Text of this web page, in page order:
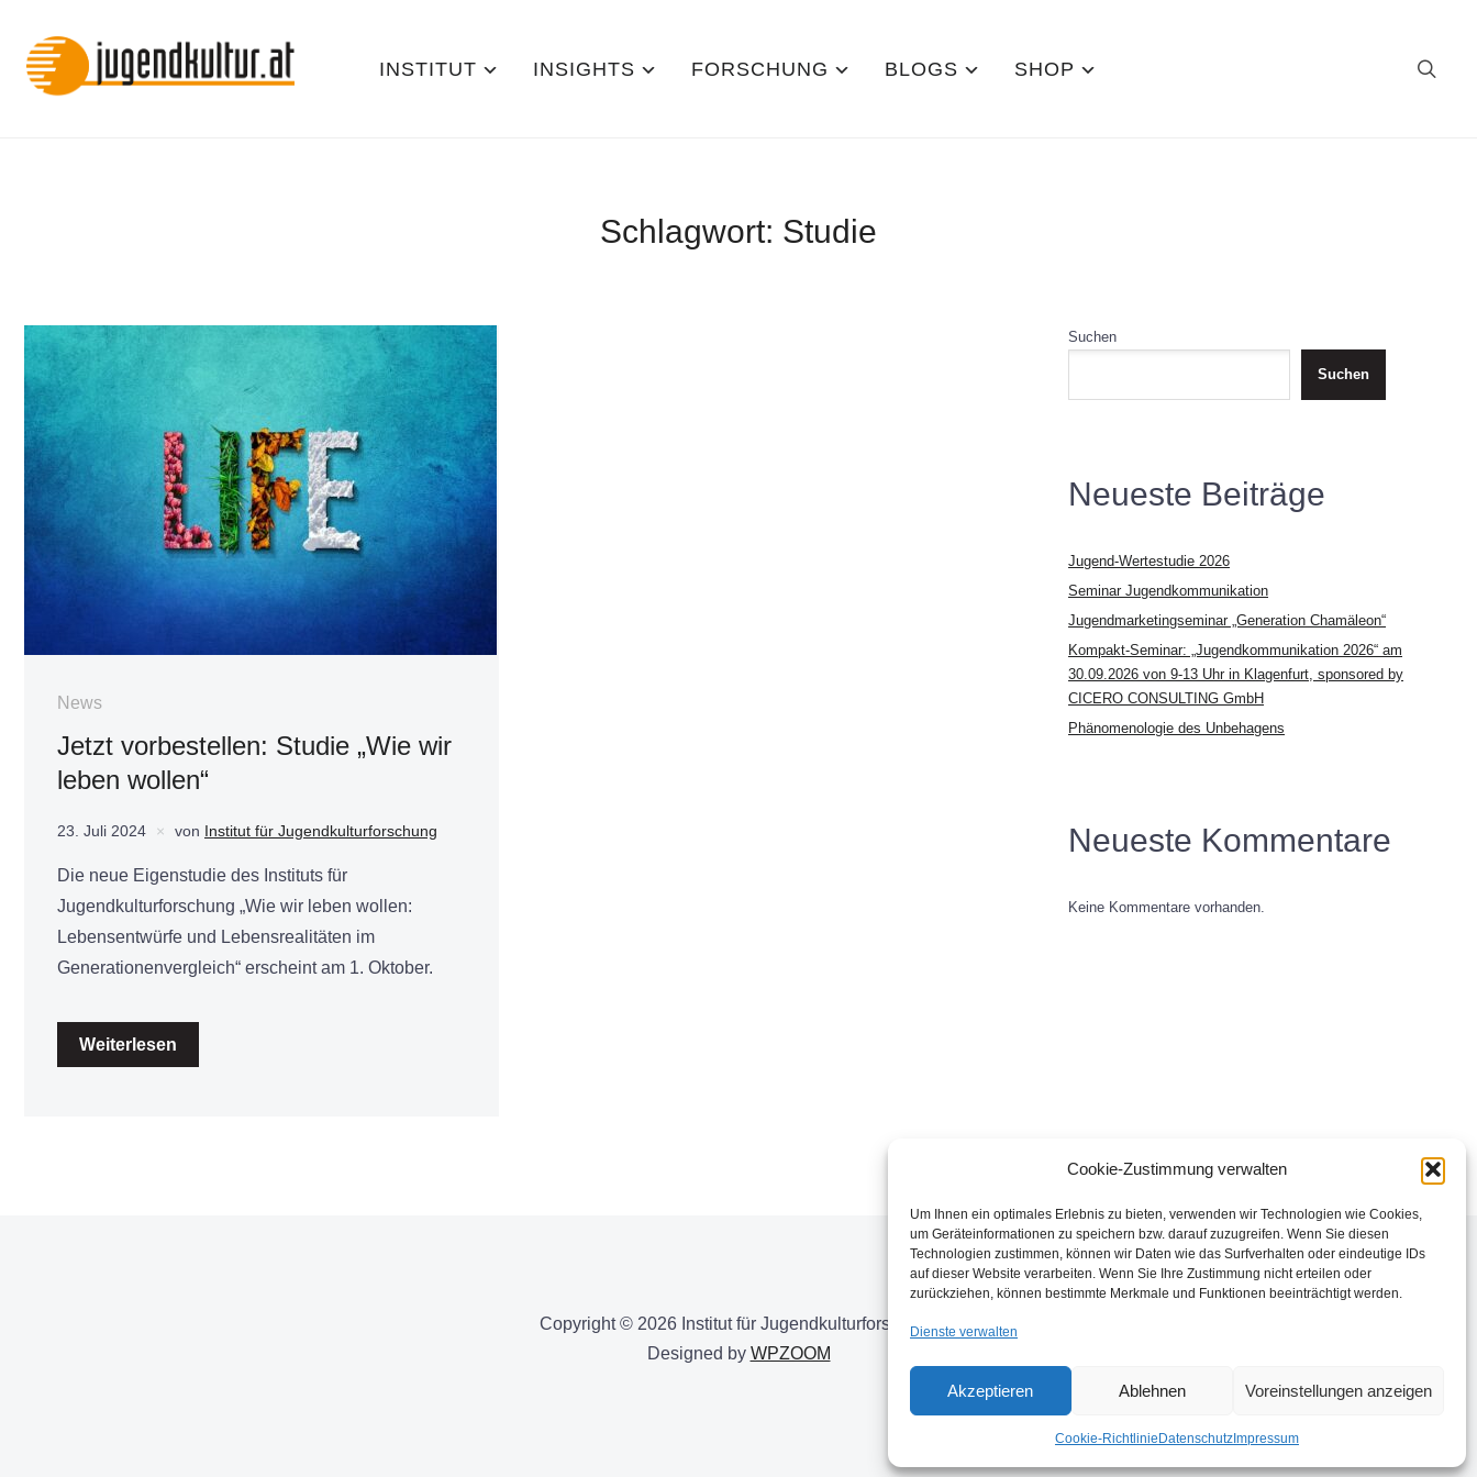
Cookie-Zustimmung verwalten
Um Ihnen ein optimales Erlebnis zu bieten, verwenden wir Technologien wie Cookies,
um Geräteinformationen zu speichern bzw. darauf zuzugreifen. Wenn Sie diesen
Technologien zustimmen, können wir Daten wie das Surfverhalten oder eindeutige IDs
auf dieser Website verarbeiten. Wenn Sie Ihre Zustimmung nicht erteilen oder
zurückziehen, können bestimmte Merkmale und Funktionen beeinträchtigt werden.
Dienste verwalten
Akzeptieren Ablehnen Voreinstellungen anzeigen
Cookie-Richtlinie DatenschutzImpressum
INSTITUT INSIGHTS FORSCHUNG BLOGS SHOP
Schlagwort: Studie
News
Jetzt vorbestellen: Studie „Wie wir
leben wollen“
23. Juli 2024 von Institut für Jugendkulturforschung
Die neue Eigenstudie des Instituts für
Jugendkulturforschung „Wie wir leben wollen:
Lebensentwürfe und Lebensrealitäten im
Generationenvergleich“ erscheint am 1. Oktober.
Weiterlesen
Suchen
Suchen
Neueste Beiträge
Jugend-Wertestudie 2026
Seminar Jugendkommunikation
Jugendmarketingseminar „Generation Chamäleon“
Kompakt-Seminar: „Jugendkommunikation 2026“ am
30.09.2026 von 9-13 Uhr in Klagenfurt, sponsored by
CICERO CONSULTING GmbH
Phänomenologie des Unbehagens
Neueste Kommentare
Keine Kommentare vorhanden.
Copyright © 2026 Institut für Jugendkulturforschung
Designed by WPZOOM